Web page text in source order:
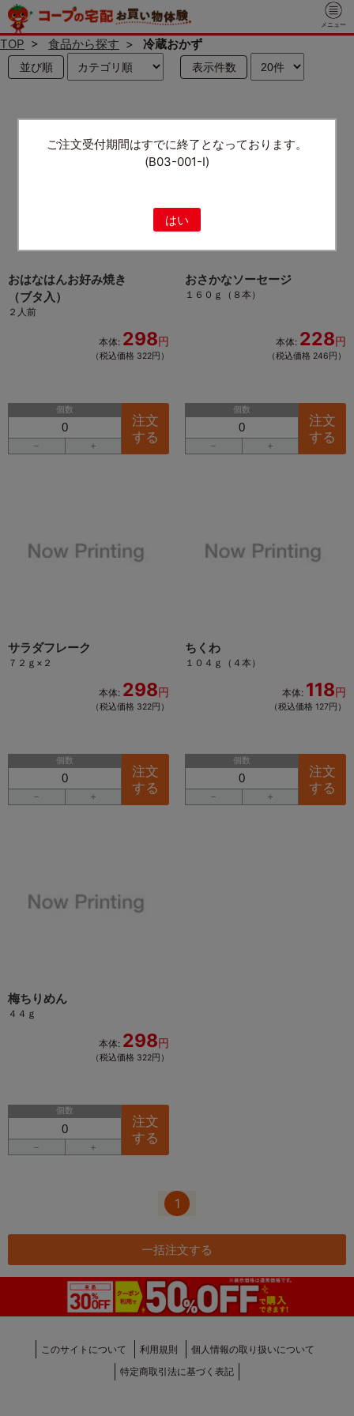
ご注文受付期間はすでに終了となっております。
(B03-001-I)
はい
メニュー
TOP > 食品から探す > 冷蔵おかず
並び順 表示件数
おはなはんお好み焼き
（ブタ入）
２人前
本体: 298円
（税込価格 322円）
個数
－ ＋
注文
する
おさかなソーセージ
１６０ｇ（８本）
本体: 228円
（税込価格 246円）
個数
－ ＋
注文
する
サラダフレーク
７２ｇ×２
本体: 298円
（税込価格 322円）
個数
－ ＋
注文
する
ちくわ
１０４ｇ（４本）
本体: 118円
（税込価格 127円）
個数
－ ＋
注文
する
梅ちりめん
４４ｇ
本体: 298円
（税込価格 322円）
個数
－ ＋
注文
する
1
一括注文する
このサイトについて 利用規則
個人情報の取り扱いについて
特定商取引法に基づく表記